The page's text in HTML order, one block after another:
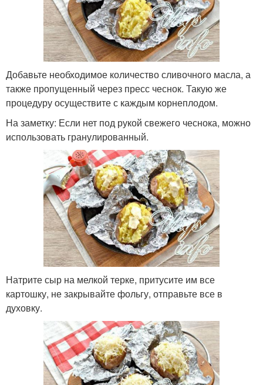
Добавьте необходимое количество сливочного масла, а
также пропущенный через пресс чеснок. Такую же
процедуру осуществите с каждым корнеплодом.
На заметку: Если нет под рукой свежего чеснока, можно
использовать гранулированный.
Натрите сыр на мелкой терке, притусите им все
картошку, не закрывайте фольгу, отправьте все в
духовку.